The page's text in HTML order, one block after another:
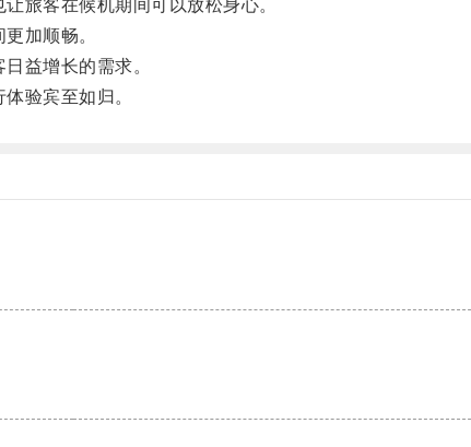
旅客在候机期间可以放松身心。
加顺畅。
益增长的需求。
验宾至如归。